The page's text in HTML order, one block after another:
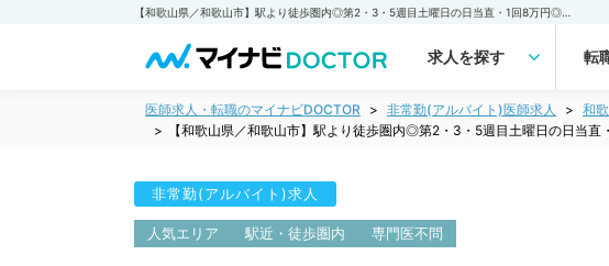
求人を探す 転
医師求人・転職のマイナビDOCTOR 非常勤(アルバイト)医師求人 和
【和歌山県／和歌山市】駅より徒歩圏内◎第2・3・5週目土曜日の日当
非常勤(アルバイト)求人
人気エリア 駅近・徒歩圏内 専門医不問